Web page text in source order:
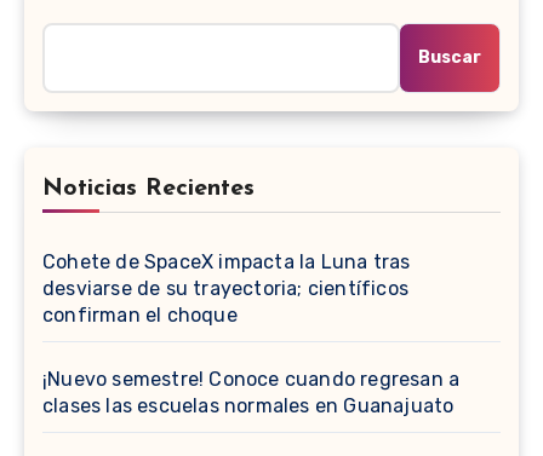
Buscar
Noticias Recientes
Cohete de SpaceX impacta la Luna tras
desviarse de su trayectoria; científicos
confirman el choque
¡Nuevo semestre! Conoce cuando regresan a
clases las escuelas normales en Guanajuato